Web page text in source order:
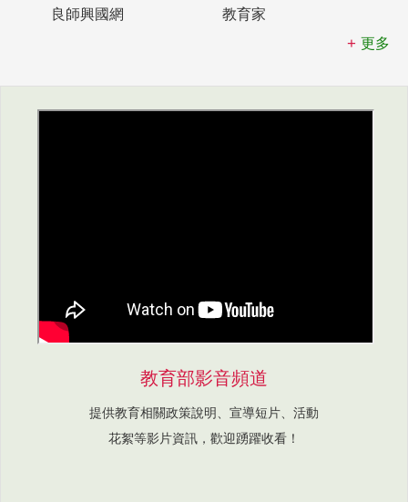
良師興國網
教育家
更多
教育部影音頻道
提供教育相關政策說明、宣導短片、活動
花絮等影片資訊，歡迎踴躍收看！